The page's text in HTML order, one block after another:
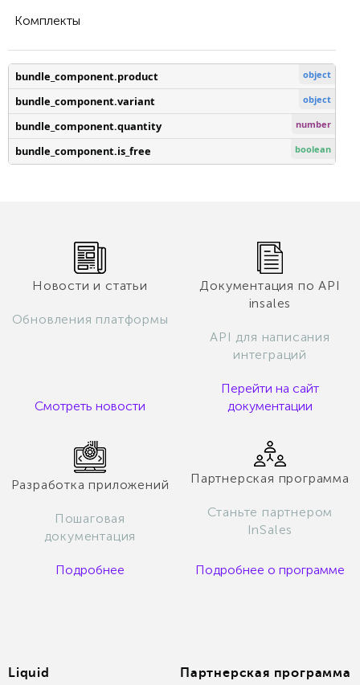
Комплекты
bundle_component.product object
bundle_component.variant object
bundle_component.quantity number
bundle_component.is_free boolean
Новости и статьи
Обновления платформы
Смотреть новости
Документация по API
insales
API для написания
интеграций
Перейти на сайт
документации
Разработка приложений
Пошаговая
документация
Подробнее
Партнерская программа
Станьте партнером
InSales
Подробнее о программе
Liquid Партнерская программа